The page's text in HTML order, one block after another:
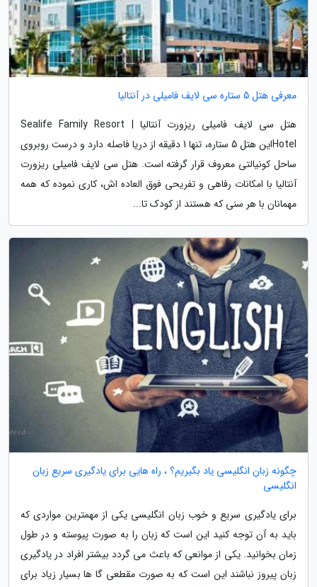
معرفی هتل 5 ستاره سی لایف فامیلی در آنتالیا
هتل سی لایف فامیلی ریزورت آنتالیا | Sealife Family Resort
Hotelاین هتل 5 ستاره، تنها 1 دقیقه از دریا فاصله دارد و درست روبروی
ساحل کونیالتی معروف قرار گرفته است. هتل سی لایف فامیلی ریزورت
آنتالیا با امکانات رفاهی و تفریحی فوق العاده اش، کاری نموده که همه
مهمانان با هر سنی که هستند از کودک تا...
چگونه زبان انگلیسی یاد بگیریم؟ ، راه هایی برای یادگیری سریع زبان
انگلیسی
برای یادگیری سریع و خوب زبان انگلیسی یکی از مهمترین مواردی که
باید به آن توجه کنید این است که زبان را به صورت پیوسته و در طول
زمان بخوانید. یکی از موانعی که باعث می گردد بیشتر افراد در یادگیری
زبان پیروز نباشند این است که به صورت مقطعی گا ها بسیار زیاد برای